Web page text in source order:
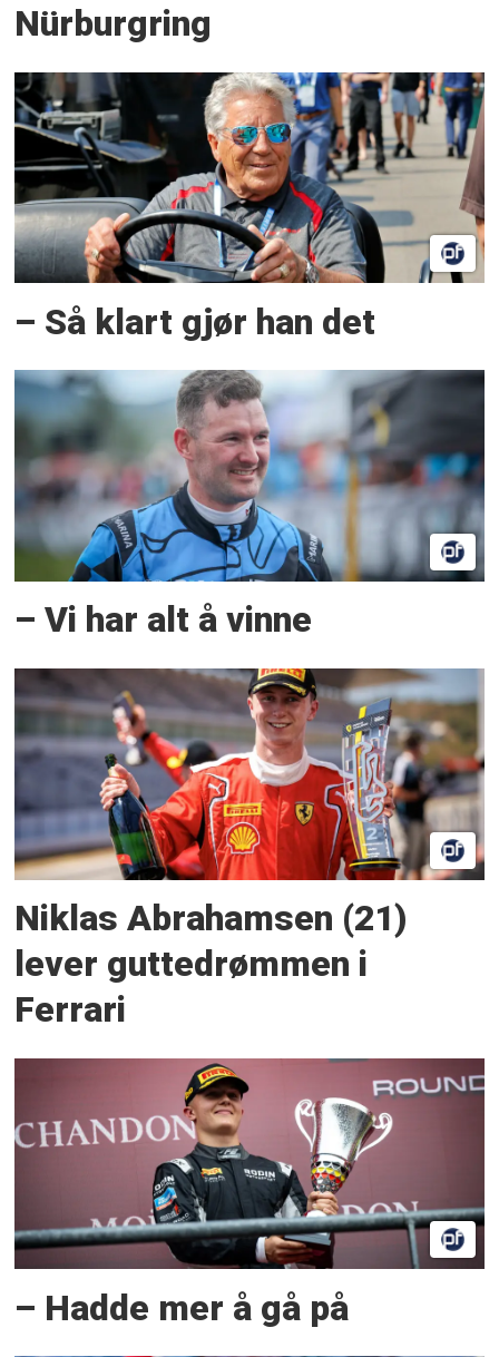
Nürburgring
– Så klart gjør han det
– Vi har alt å vinne
Niklas Abrahamsen (21)
lever guttedrømmen i
Ferrari
– Hadde mer å gå på